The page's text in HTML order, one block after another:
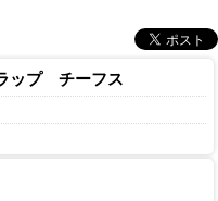
ップ チーフス